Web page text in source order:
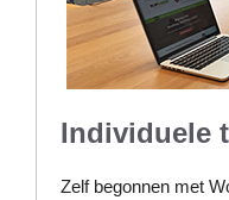
Individuele
Zelf begonnen met